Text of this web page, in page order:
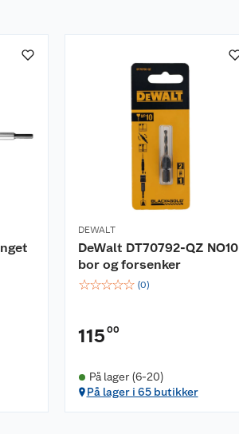
DEWALT
DeWalt DT70792-QZ NO10
bor og forsenker
☆☆☆☆☆ (0)
115 00
På lager (6-20)
På lager i 65 butikker